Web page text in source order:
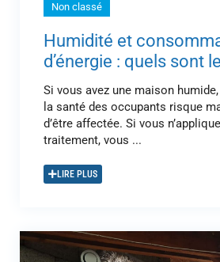
Non classé
Humidité et
d’énergie : quels sont
Si vous avez une maison
la santé des occupants risque
d’être affectée. Si vous
traitement, vous ...
LIRE PLUS